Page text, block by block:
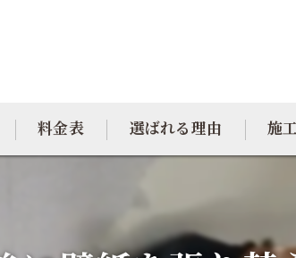
料金表 選ばれる理由 施